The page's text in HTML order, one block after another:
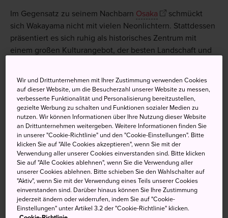
Im Gegensatz zu seinem Nachbarn Osaka
schmückt
sich Wakayama nicht mit vielen Neonlichtern. Stattdessen
präsentiert es sich ruhig als historisches Zentrum mit
einem großen Kulturangebot, der besten Landschaft und
Nicht verpassen
Eine Show, in der Thunfisch frisch geschnitten
wird, auf dem lebhaften Kuroshio-Markt
Originalsojasauce an ihrem Herkunftsort
probieren
Einen Besuch auf den Tomogashima-Inseln mit
einer Kulisse, die an ein Meisterwerk aus dem
Wir und Drittunternehmen mit Ihrer Zustimmung verwenden Cookies
auf dieser Website, um die Besucherzahl unserer Website zu messen,
verbesserte Funktionalität und Personalisierung bereitzustellen,
gezielte Werbung zu schalten und Funktionen sozialer Medien zu
nutzen. Wir können Informationen über Ihre Nutzung dieser Website
an Drittunternehmen weitergeben. Weitere Informationen finden Sie
in unserer "Cookie-Richtlinie" und den "Cookie-Einstellungen". Bitte
klicken Sie auf "Alle Cookies akzeptieren", wenn Sie mit der
Verwendung aller unserer Cookies einverstanden sind. Bitte klicken
Sie auf "Alle Cookies ablehnen", wenn Sie die Verwendung aller
unserer Cookies ablehnen. Bitte schieben Sie den Wahlschalter auf
"Aktiv", wenn Sie mit der Verwendung eines Teils unserer Cookies
einverstanden sind. Darüber hinaus können Sie Ihre Zustimmung
jederzeit ändern oder widerrufen, indem Sie auf "Cookie-
Einstellungen" unter Artikel 3.2 der "Cookie-Richtlinie" klicken.